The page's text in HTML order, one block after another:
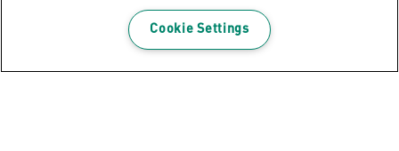
Leitz EasyPrint
Cookie Settings